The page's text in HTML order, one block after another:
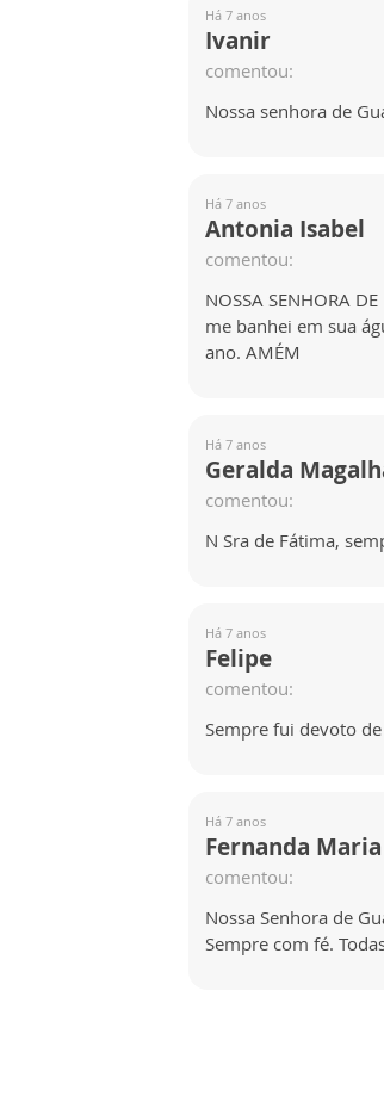
Há 7 anos
Ivanir
comentou:
Nossa senhora de
Há 7 anos
Antonia Isabel
comentou:
NOSSA SENHORA
me banhei em sua
ano. AMÉM
Há 7 anos
Geralda
comentou:
N Sra de Fátima,
Há 7 anos
Felipe
comentou:
Sempre fui devoto
Há 7 anos
Fernanda
comentou:
Nossa Senhora de
Sempre com fé.